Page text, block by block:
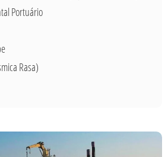
Portuário
Rasa)